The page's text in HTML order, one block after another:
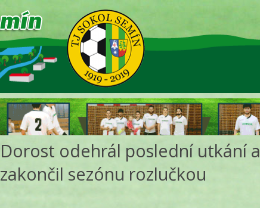
Dorost odehrál poslední utkání a
zakončil sezónu rozlučkou